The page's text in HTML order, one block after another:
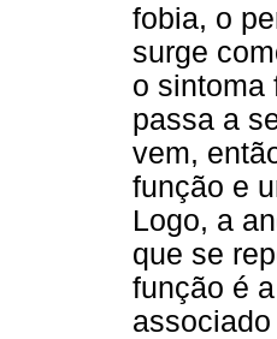
fobia, o
surge
o sintoma
passa a
vem,
função e
Logo, a
que se
função é